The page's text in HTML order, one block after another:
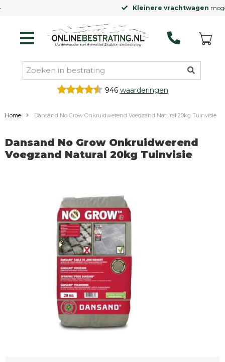
Kleinere vrachtwagenmogelijk
946 waarderingen
Home Dansand No Grow Onkruidwerend Voegzand Natural 20kg Tuinvisie
Dansand No Grow Onkruidwerend
Voegzand Natural 20kg Tuinvisie